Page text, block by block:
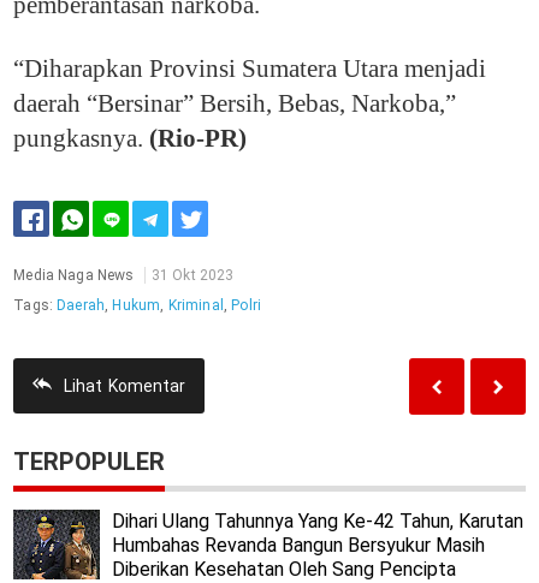
“Diharapkan Provinsi Sumatera Utara menjadi
daerah “Bersinar” Bersih, Bebas, Narkoba,”
pungkasnya. (Rio-PR)
Media Naga News
31 Okt 2023
Tags:Daerah ,Hukum Kriminal ,Polri
Lihat Komentar
TERPOPULER
Dihari Ulang Tahunnya Yang Ke-42 Tahun, Karutan
Humbahas Revanda Bangun Bersyukur Masih
Diberikan Kesehatan Oleh Sang Pencipta